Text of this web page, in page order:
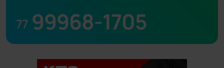
77 99968-1705